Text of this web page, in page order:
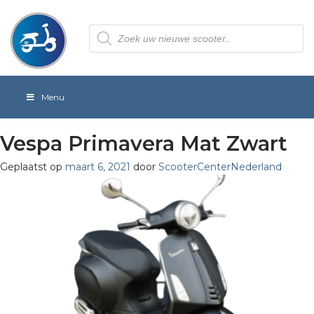
Producten
zoeken
Menu
Vespa Primavera Mat Zwart
Geplaatst op maart 6, 2021 door ScooterCenterNederland